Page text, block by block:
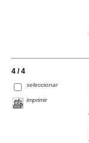
4 / 4
seleccionar
imprimir